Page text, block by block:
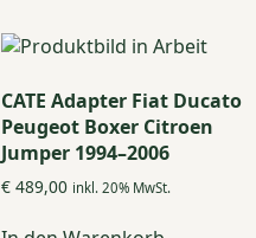
CATE Adapter Fiat Ducato
Peugeot Boxer Citroen
Jumper 1994–2006
€489,00 inkl. 20% MwSt.